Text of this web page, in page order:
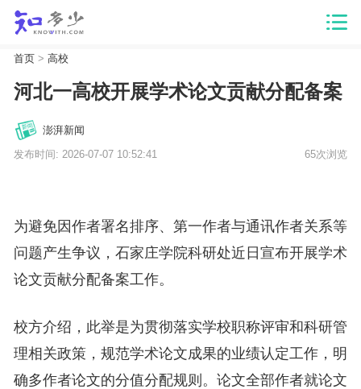
首页> 高校
河北一高校开展学术论文贡献分配备案
澎湃新闻
发布时间: 2026-07-07 10:52:41 65次浏览
为避免因作者署名排序、第一作者与通讯作者关系等
问题产生争议，石家庄学院科研处近日宣布开展学术
论文贡献分配备案工作。
校方介绍，此举是为贯彻落实学校职称评审和科研管
理相关政策，规范学术论文成果的业绩认定工作，明
确多作者论文的分值分配规则。论文全部作者就论文